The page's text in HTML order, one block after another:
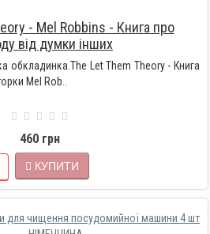
- Mel Robbins - Книга про
від думки інших
обкладинка.The Let Them Theory - Книга
Mel Rob..
460 грн
КУПИТИ